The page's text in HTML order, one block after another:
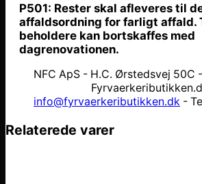
P501: Rester skal afleveres til
affaldsordning for farligt affald.
beholdere kan bortskaffes med
dagrenovationen.
NFC ApS - H.C. Ørstedsvej 50C
info@fyrvaerkeributikken.dk -
Relaterede varer